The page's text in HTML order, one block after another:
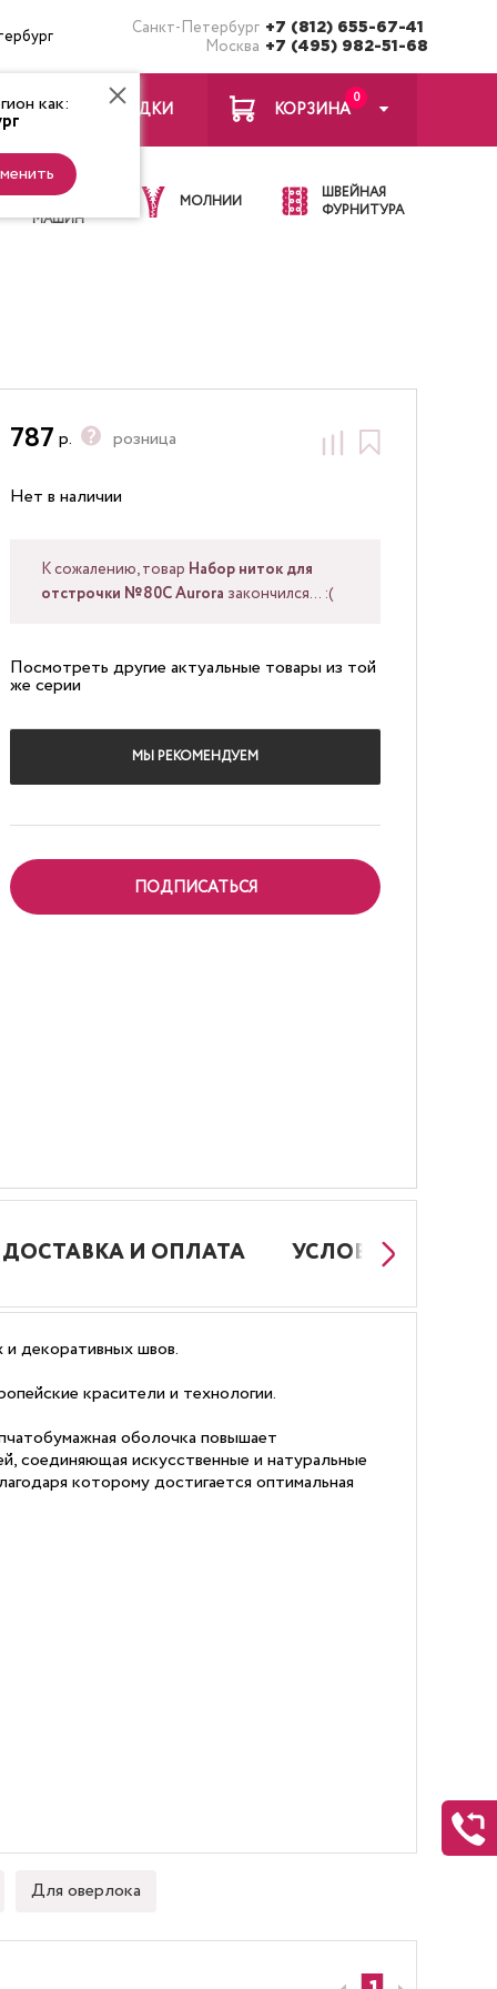
Санкт-Петербург +7 (812) 655-67-41
Москва +7 (495) 982-51-68
как: ЗАКЛАДКИ
0
КОРЗИНА
ИГЛЫ ДЛЯ
ШВЕЙНЫХ
МАШИН
МОЛНИИ
ШВЕЙНАЯ
ФУРНИТУРА
787 р. розница
Нет в наличии
К сожалению, товар Набор ниток для
отстрочки №80C Aurora закончился... :(
Посмотреть другие актуальные товары из той
же серии
МЫ РЕКОМЕНДУЕМ
ПОДПИСАТЬСЯ
ДОСТАВКА И ОПЛАТА УСЛОВИЯ РАБОТЫ
декоративных швов.
красители и технологии.
оболочка повышает
соединяющая искусственные и натуральные
которому достигается оптимальная
Для оверлока